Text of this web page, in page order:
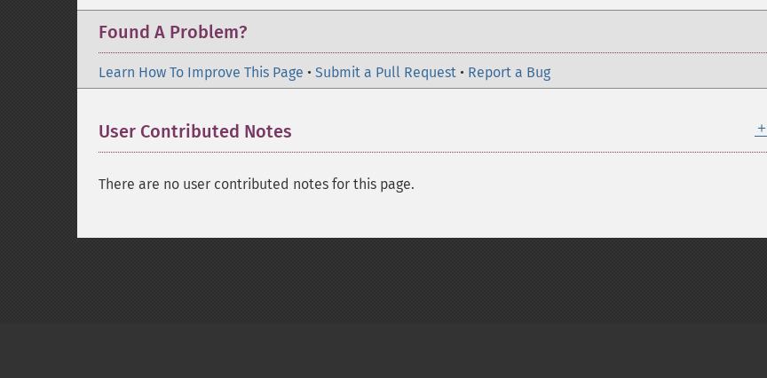
Found A Problem?
Learn How To Improve This Page • Submit a Pull Request • Report a Bug
＋
User Contributed Notes
There are no user contributed notes for this page.